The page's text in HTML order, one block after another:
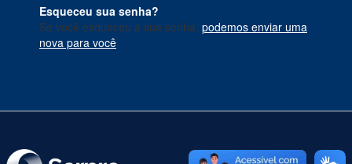
Esqueceu sua senha?
Se você esqueceu a sua senha, podemos enviar uma
nova para você